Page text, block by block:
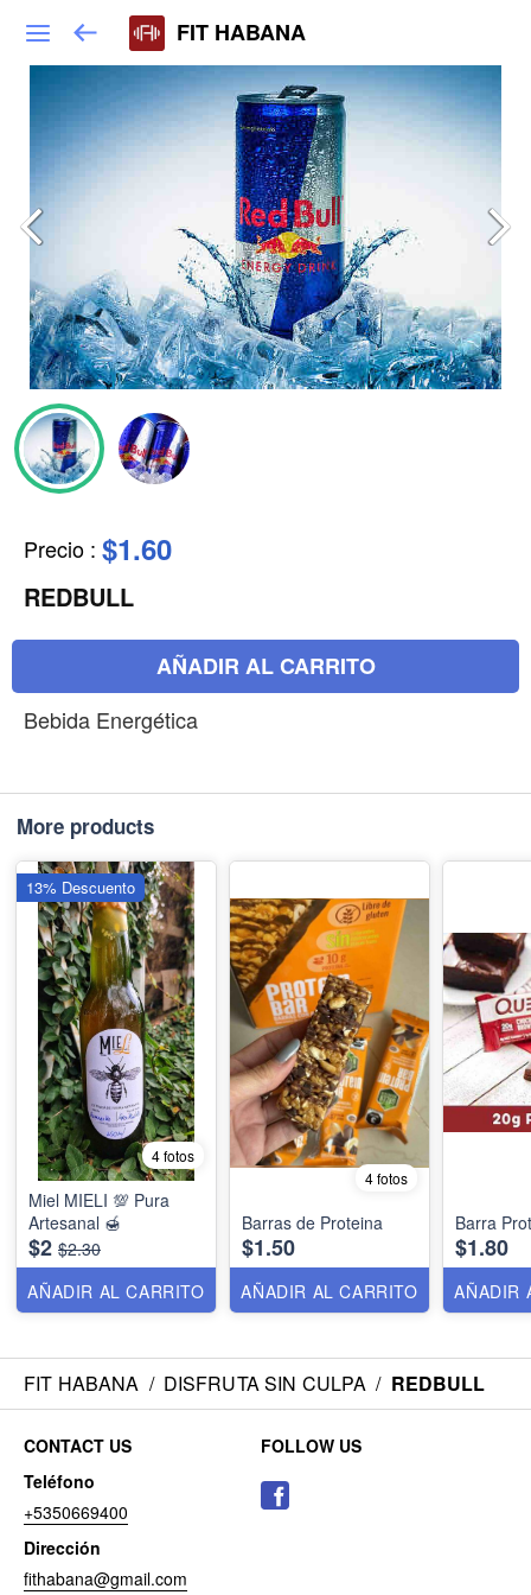
FIT HABANA
Precio : $1.60
REDBULL
AÑADIR AL CARRITO
Bebida Energética
More products
4 fotos
Miel MIELI 💯 Pura
Artesanal 🍯
$2 $2.30
AÑADIR AL CARRITO
13% Descuento
4 fotos
Barras de Proteina
$1.50
AÑADIR AL CARRITO
Barra
$1.80
AÑADIR
FIT HABANA / DISFRUTA SIN CULPA / REDBULL
CONTACT US
Teléfono
+5350669400
Dirección
fithabana@gmail.com
FOLLOW US